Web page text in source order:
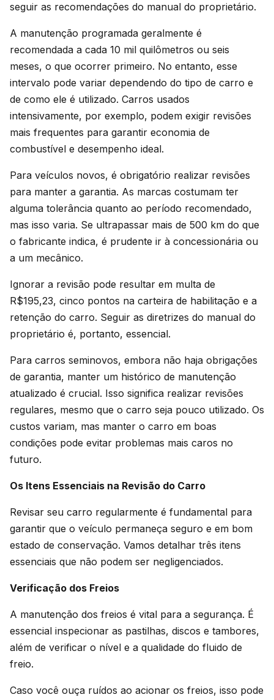
seguir as recomendações do manual do proprietário.
A manutenção programada geralmente é
recomendada a cada 10 mil quilômetros ou seis
meses, o que ocorrer primeiro. No entanto, esse
intervalo pode variar dependendo do tipo de carro e
de como ele é utilizado. Carros usados
intensivamente, por exemplo, podem exigir revisões
mais frequentes para garantir economia de
combustível e desempenho ideal.
Para veículos novos, é obrigatório realizar revisões
para manter a garantia. As marcas costumam ter
alguma tolerância quanto ao período recomendado,
mas isso varia. Se ultrapassar mais de 500 km do que
o fabricante indica, é prudente ir à concessionária ou
a um mecânico.
Ignorar a revisão pode resultar em multa de
R$195,23, cinco pontos na carteira de habilitação e a
retenção do carro. Seguir as diretrizes do manual do
proprietário é, portanto, essencial.
Para carros seminovos, embora não haja obrigações
de garantia, manter um histórico de manutenção
atualizado é crucial. Isso significa realizar revisões
regulares, mesmo que o carro seja pouco utilizado. Os
custos variam, mas manter o carro em boas
condições pode evitar problemas mais caros no
futuro.
Os Itens Essenciais na Revisão do Carro
Revisar seu carro regularmente é fundamental para
garantir que o veículo permaneça seguro e em bom
estado de conservação. Vamos detalhar três itens
essenciais que não podem ser negligenciados.
Verificação dos Freios
A manutenção dos freios é vital para a segurança. É
essencial inspecionar as pastilhas, discos e tambores,
além de verificar o nível e a qualidade do fluido de
freio.
Caso você ouça ruídos ao acionar os freios, isso pode